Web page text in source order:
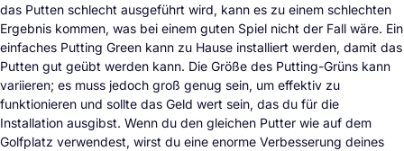
das Putten schlecht ausgeführt wird, kann es zu einem schlechten
Ergebnis kommen, was bei einem guten Spiel nicht der Fall wäre. Ein
einfaches Putting Green kann zu Hause installiert werden, damit das
Putten gut geübt werden kann. Die Größe des Putting-Grüns kann
variieren; es muss jedoch groß genug sein, um effektiv zu
funktionieren und sollte das Geld wert sein, das du für die
Installation ausgibst. Wenn du den gleichen Putter wie auf dem
Golfplatz verwendest, wirst du eine enorme Verbesserung deines